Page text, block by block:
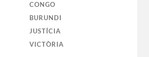
CONGO
BURUNDI
JUSTÍCIA
VICTÒRIA